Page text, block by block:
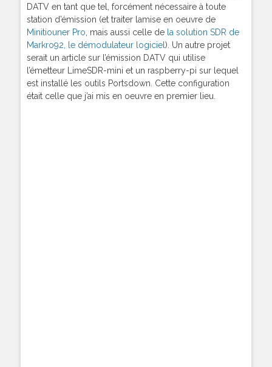
DATV en tant que tel, forcément nécessaire à toute
station d’émission (et traiter lamise en oeuvre de
Minitiouner Pro, mais aussi celle de la solution SDR de
Markro92, le démodulateur logiciel). Un autre projet
serait un article sur l’émission DATV qui utilise
l’émetteur LimeSDR-mini et un raspberry-pi sur lequel
est installé les outils Portsdown. Cette configuration
était celle que j’ai mis en oeuvre en premier lieu.